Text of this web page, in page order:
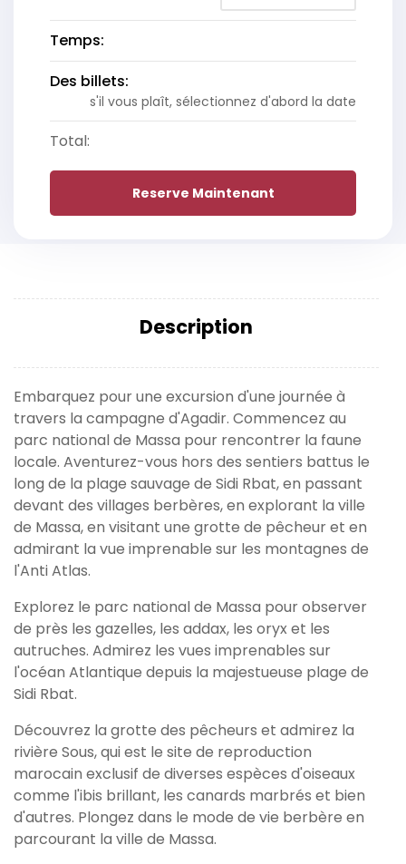
Temps:
Des billets:
s'il vous plaît, sélectionnez d'abord la date
Total:
Reserve Maintenant
Description
Embarquez pour une excursion d'une journée à
travers la campagne d'Agadir. Commencez au
parc national de Massa pour rencontrer la faune
locale. Aventurez-vous hors des sentiers battus le
long de la plage sauvage de Sidi Rbat, en passant
devant des villages berbères, en explorant la ville
de Massa, en visitant une grotte de pêcheur et en
admirant la vue imprenable sur les montagnes de
l'Anti Atlas.
Explorez le parc national de Massa pour observer
de près les gazelles, les addax, les oryx et les
autruches. Admirez les vues imprenables sur
l'océan Atlantique depuis la majestueuse plage de
Sidi Rbat.
Découvrez la grotte des pêcheurs et admirez la
rivière Sous, qui est le site de reproduction
marocain exclusif de diverses espèces d'oiseaux
comme l'ibis brillant, les canards marbrés et bien
d'autres. Plongez dans le mode de vie berbère en
parcourant la ville de Massa.